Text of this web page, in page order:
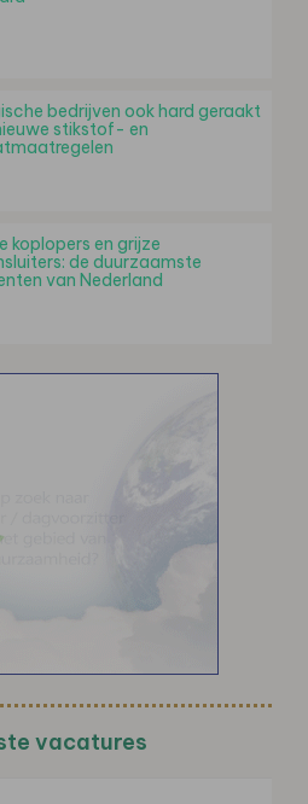
bedrijven ook hard geraakt
stikstof- en
koplopers en grijze
de duurzaamste
van Nederland
vacatures